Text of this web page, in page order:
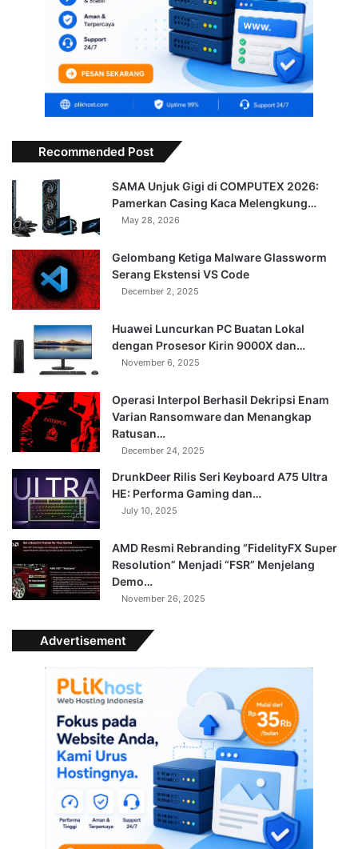
Recommended Post
SAMA Unjuk Gigi di COMPUTEX 2026:
Pamerkan Casing Kaca Melengkung…
May 28, 2026
Gelombang Ketiga Malware Glassworm
Serang Ekstensi VS Code
December 2, 2025
Huawei Luncurkan PC Buatan Lokal
dengan Prosesor Kirin 9000X dan…
November 6, 2025
Operasi Interpol Berhasil Dekripsi Enam
Varian Ransomware dan Menangkap
Ratusan…
December 24, 2025
DrunkDeer Rilis Seri Keyboard A75 Ultra
HE: Performa Gaming dan…
July 10, 2025
AMD Resmi Rebranding “FidelityFX Super
Resolution” Menjadi “FSR” Menjelang
Demo…
November 26, 2025
Advertisement